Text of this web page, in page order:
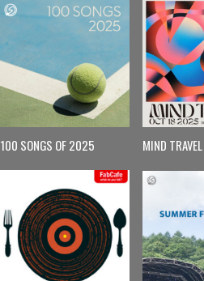
100 SONGS OF 2025 MIND TRAVEL